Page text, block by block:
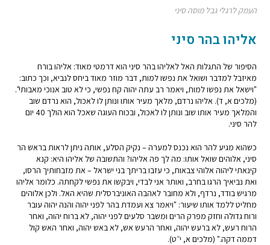
העמק לרגלי גבל מוסה סיני
אליהו בהר סיני
הסיפור של התגלות האל לאליהו בהר סיני הוא דרמטי מאוד: אליהו בורח
מאיזבל למדבר ושואל את נפשו למות, דבר מוזר מאוד ביחס לנביא, וכך כתוב:
"וישאל את נפשו למות, ויאמר רב עתה יהוה קח נפשי, כי לא טוב אנוכי מאבותי".
(מלכים א, ד). אליהו נרדם, מלאך מעיר אותו ונותן לו לאכול, הוא נרדם שוב
והמלאך מעיר אותו שוב ונותן לו לאכול, ובכוח העוגה שאכל הוא הולך 40 יום
להר סיני.
כשהוא מגיע להר הוא נכנס למערה – נקיק הסלע, אותה ניתן לראות בראש הר
סיני, אלוהים שואל אותו: מה לך פה אליהו? והתשובה של אליהו היא: קנא
קינאתי ליהוה אלוהי צבאות, כי עזבו בריתך בני ישראל – את מזבחותיך הרסו,
ואת נביאיך הרגו בחרב, ואותר אני לבדי, ויבקשו את נפשי לקחתה. כלומר אליהו
מרגיש בודד, נרדף, ולא מחובר לאהבה האוניברסלית שהיא האל. ולכן אלוהים
מחליט ללמד אותו שיעור: "ויאמר צא ועמדת בהר לפני יהוה והנה יהוה עובר
ורוח גדולה וחזק מפרק הרים ומשבר סלעים לפני יהוה, לא ברוח יהוה, ואחר
הרוח רעש, לא ברעש יהוה, ואחר הרעש אש, לא באש יהוה, ואחר האש קול
דממה דקה." (מלכים א, י״ט).